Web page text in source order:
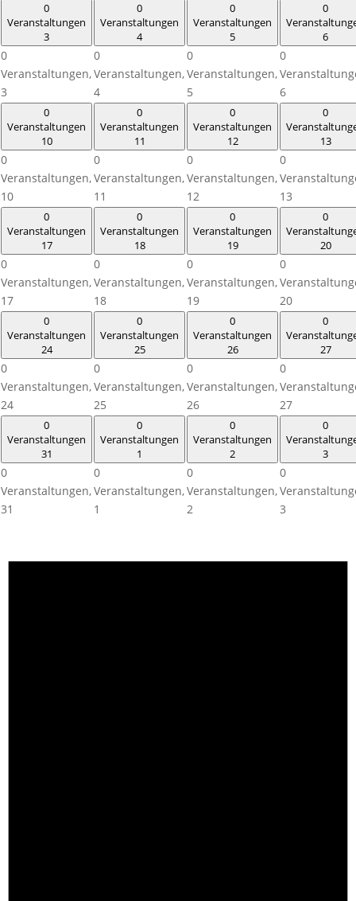
0
Veranstaltungen
3
0
Veranstaltungen,
3
0
Veranstaltungen
4
0
Veranstaltungen,
4
0
Veranstaltungen
5
0
Veranstaltungen,
5
0
6
0
6
0
Veranstaltungen
10
0
Veranstaltungen,
10
0
Veranstaltungen
11
0
Veranstaltungen,
11
0
Veranstaltungen
12
0
Veranstaltungen,
12
0
13
0
13
0
Veranstaltungen
17
0
Veranstaltungen,
17
0
Veranstaltungen
18
0
Veranstaltungen,
18
0
Veranstaltungen
19
0
Veranstaltungen,
19
0
20
0
20
0
Veranstaltungen
24
0
Veranstaltungen,
24
0
Veranstaltungen
25
0
Veranstaltungen,
25
0
Veranstaltungen
26
0
Veranstaltungen,
26
0
27
0
27
0
Veranstaltungen
31
0
Veranstaltungen,
31
0
Veranstaltungen
1
0
Veranstaltungen,
1
0
Veranstaltungen
2
0
Veranstaltungen,
2
0
3
0
3